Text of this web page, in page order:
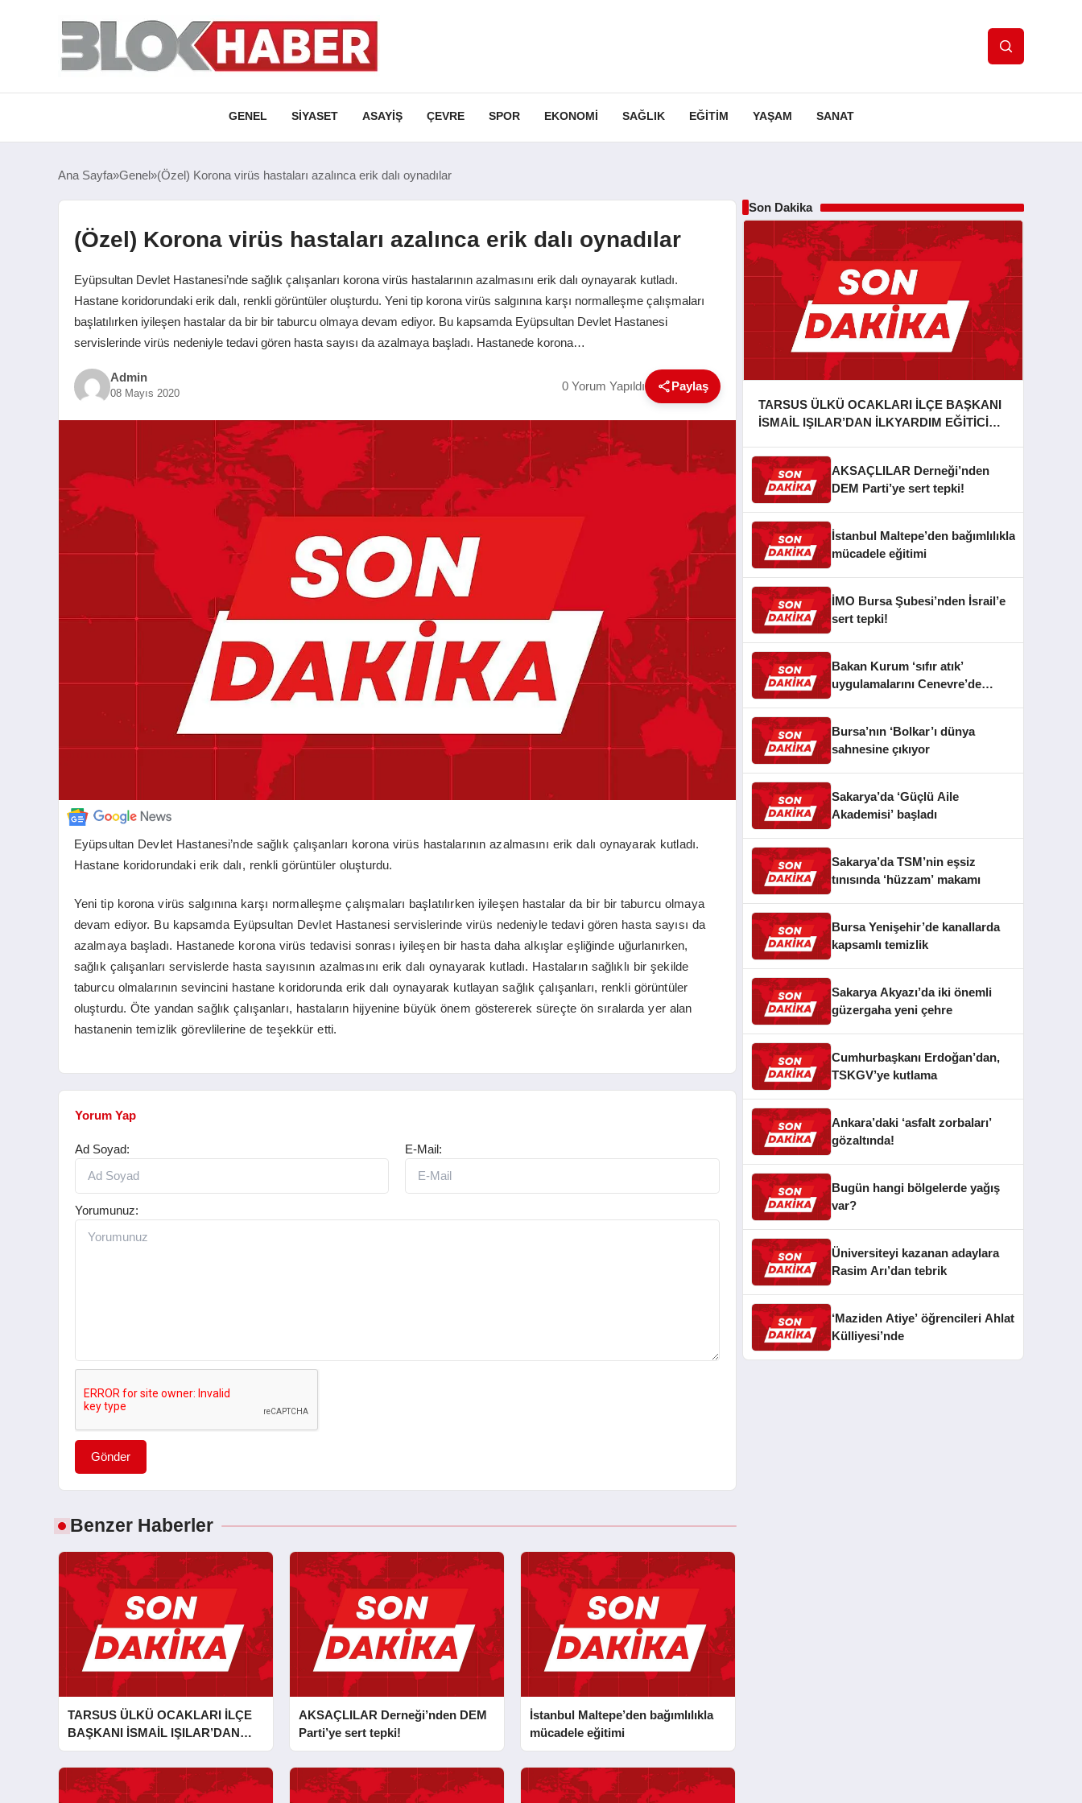
GENEL SIYASET ASAYIŞ ÇEVRE SPOR EKONOMI SAĞLIK EĞITIM YAŞAM SANAT
Ana Sayfa Genel (Özel) Korona virüs hastaları azalınca erik dalı oynadılar
(Özel) Korona virüs hastaları azalınca erik dalı oynadılar
Eyüpsultan Devlet Hastanesi’nde sağlık çalışanları korona virüs hastalarının azalmasını erik dalı oynayarak kutladı.
Hastane koridorundaki erik dalı, renkli görüntüler oluşturdu. Yeni tip korona virüs salgınına karşı normalleşme çalışmaları
başlatılırken iyileşen hastalar da bir bir taburcu olmaya devam ediyor. Bu kapsamda Eyüpsultan Devlet Hastanesi
servislerinde virüs nedeniyle tedavi gören hasta sayısı da azalmaya başladı. Hastanede korona…
Admin
08 Mayıs 2020 0 Yorum Yapıldı Paylaş
Eyüpsultan Devlet Hastanesi’nde sağlık çalışanları korona virüs hastalarının azalmasını erik dalı oynayarak kutladı.
Hastane koridorundaki erik dalı, renkli görüntüler oluşturdu.
Yeni tip korona virüs salgınına karşı normalleşme çalışmaları başlatılırken iyileşen hastalar da bir bir taburcu olmaya
devam ediyor. Bu kapsamda Eyüpsultan Devlet Hastanesi servislerinde virüs nedeniyle tedavi gören hasta sayısı da
azalmaya başladı. Hastanede korona virüs tedavisi sonrası iyileşen bir hasta daha alkışlar eşliğinde uğurlanırken,
sağlık çalışanları servislerde hasta sayısının azalmasını erik dalı oynayarak kutladı. Hastaların sağlıklı bir şekilde
taburcu olmalarının sevincini hastane koridorunda erik dalı oynayarak kutlayan sağlık çalışanları, renkli görüntüler
oluşturdu. Öte yandan sağlık çalışanları, hastaların hijyenine büyük önem göstererek süreçte ön sıralarda yer alan
hastanenin temizlik görevlilerine de teşekkür etti.
Yorum Yap
Ad Soyad: E-Mail:
Yorumunuz:
Gönder
Benzer Haberler
TARSUS ÜLKÜ OCAKLARI İLÇE
BAŞKANI İSMAİL IŞILAR’DAN
İLKYARDIM EĞİTİCİ EĞİTMENİ
MURAT CAN FİDAN’A ZİYARET
AKSAÇLILAR Derneği’nden DEM
Parti’ye sert tepki!
İstanbul Maltepe’den bağımlılıkla
mücadele eğitimi
Son Dakika
TARSUS ÜLKÜ OCAKLARI İLÇE BAŞKANI
İSMAİL IŞILAR’DAN İLKYARDIM EĞİTİCİ
AKSAÇLILAR Derneği’nden
DEM Parti’ye sert tepki!
İstanbul Maltepe’den bağımlılıkla
mücadele eğitimi
İMO Bursa Şubesi’nden İsrail’e
sert tepki!
Bakan Kurum ‘sıfır atık’
uygulamalarını Cenevre’de
Bursa’nın ‘Bolkar’ı dünya
sahnesine çıkıyor
Sakarya’da ‘Güçlü Aile
Akademisi’ başladı
Sakarya’da TSM’nin eşsiz
tınısında ‘hüzzam’ makamı
Bursa Yenişehir’de kanallarda
kapsamlı temizlik
Sakarya Akyazı’da iki önemli
güzergaha yeni çehre
Cumhurbaşkanı Erdoğan’dan,
TSKGV’ye kutlama
Ankara’daki ‘asfalt zorbaları’
gözaltında!
Bugün hangi bölgelerde yağış
var?
Üniversiteyi kazanan adaylara
Rasim Arı’dan tebrik
‘Maziden Atiye’ öğrencileri Ahlat
Külliyesi’nde